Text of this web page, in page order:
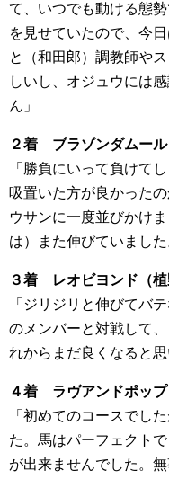
て、いつでも動ける態
を見せていたので、今
と（和田郎）調教師や
しいし、オジュウには
ん」
２着 ブラゾンダムール
「勝負にいって負けて
吸置いた方が良かった
ウサンに一度並びかけ
は）また伸びていまし
３着 レオビヨンド（植
「ジリジリと伸びてバ
のメンバーと対戦して
れからまだ良くなると思
４着 ラヴアンドポップ
「初めてのコースでし
た。馬はパーフェクト
が出来ませんでした。